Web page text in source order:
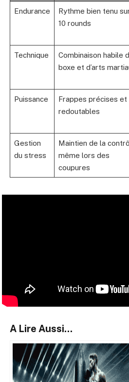
Endurance
Rythme bien tenu
10 rounds
Technique
Combinaison habile
boxe et d’arts
Puissance
Frappes précises et
redoutables
Gestion
du stress
Maintien de la
même lors des
coupures
A Lire Aussi...